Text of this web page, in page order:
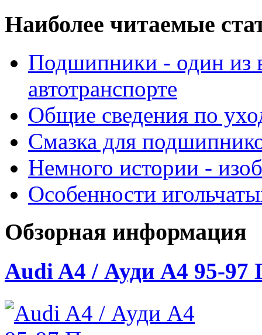
Наиболее читаемые
Подшипники - один из
автотранспорте
Общие сведения по
Смазка для
Немного истории -
Особенности
Обзорная информация
Audi A4 / Ауди А4 95-97